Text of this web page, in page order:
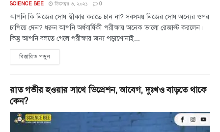
SCIENCE BEE ডিসেম্বর ৩, ২০২১ 0
আপনি কি নিজের দোষ স্বীকার করতে চান না? সবসময় নিজের দোষ অন্যের ওপর
চাপিয়ে দেন? ধরুন আপনি অর্ধবার্ষিকী পরীক্ষায় অনেক ভালো রেজাল্ট করলেন।
কিন্তু আপনি বলতে গেলে পরীক্ষার জন্য পড়াশোনাই...
বিস্তারিত পড়ুন
রাত গভীর হওয়ার সাথে ডিপ্রেশন, আবেগ, দুঃখও বাড়তে থাকে
কেন?